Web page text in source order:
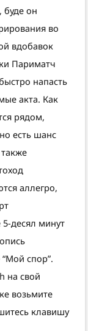
он
во
вдобавок
Париматч
напасть
акта. Как
рядом,
есть шанс
аллегро,
десял минут
спор”.
на свой
возьмите
клавишу